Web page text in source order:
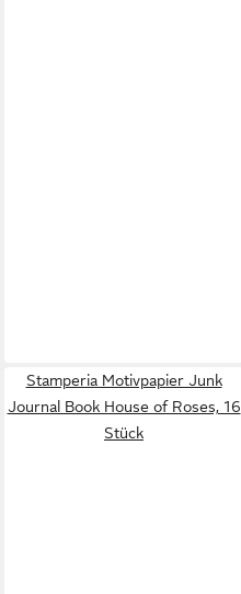
Stamperia Motivpapier Junk
Journal Book House of Roses, 16
Stück